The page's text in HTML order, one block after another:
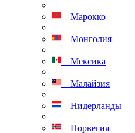
Марокко
Монголия
Мексика
Малайзия
Нидерланды
Норвегия